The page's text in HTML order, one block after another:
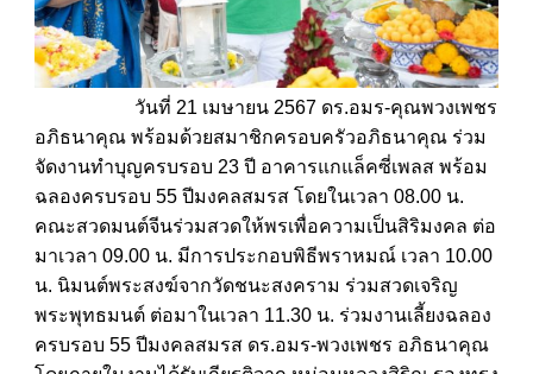
วันที่ 21 เมษายน 2567 ดร.อมร-คุณพวงเพชร​
อภิธนาคุณ พร้อมด้วยสมาชิกครอบครัวอภิ​ธนา​คุณ​ ร่วม
จัดงานทำบุญครบรอบ 23 ปี​ อาคารแกแล็คซี่เพลส​ พร้อม
ฉลองครบรอบ 55 ปีมงคลสมรส โดยในเวลา 08.00 น.​
คณะสวดมนต์จีนร่วมสวดให้พรเพื่อความเป็นสิริมงคล​ ต่อ
มาเวลา 09.00 น. มีการประกอบพิธีพราหมณ์​ เวลา 10.00
น.​ นิมนต์พระสงฆ์จากวัดชนะสงคราม​ ร่วมสวดเจริญ
พระพุทธมนต์​ ต่อมาในเวลา 11.30 น. ร่วมงานเลี้ยงฉลอง
ครบรอบ 55 ปีมงคลสมรส​ ดร.อมร-พวงเพชร​ อภิ​ธนา​คุณ​